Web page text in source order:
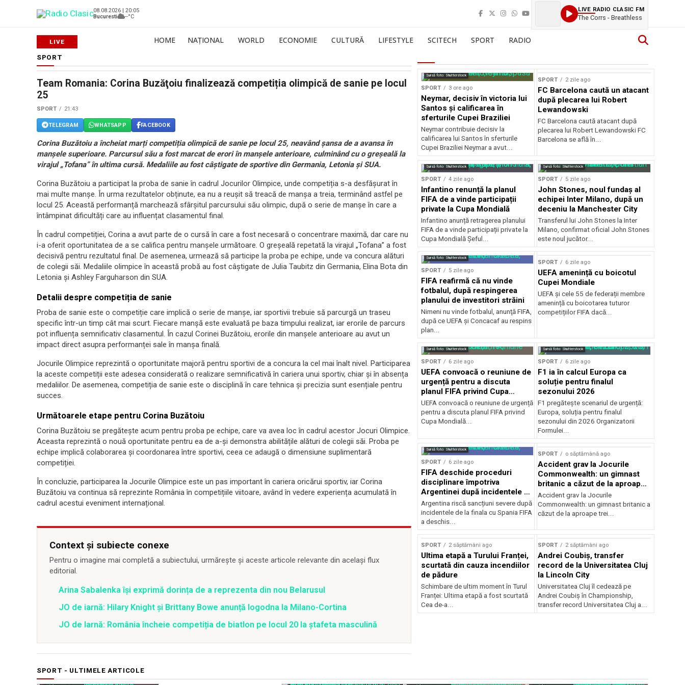
08.08.2026 | 20:05
Bucuresti
--°C
LIVE RADIO CLASIC FM
The Corrs - Breathless
HOME NAȚIONAL WORLD ECONOMIE CULTURĂ LIFESTYLE SCITECH SPORT RADIO
SPORT
Team Romania: Corina Buzăţoiu finalizează competiția olimpică de sanie pe locul
25
SPORT 21:43
TELEGRAM WHATSAPP FACEBOOK
Corina Buzătoiu a încheiat marți competiția olimpică de sanie pe locul 25, neavând șansa de a avansa în
manșele superioare. Parcursul său a fost marcat de erori în manșele anterioare, culminând cu o greșeală la
virajul „Tofana” în ultima cursă. Medaliile au fost câștigate de sportive din Germania, Letonia și SUA.
Corina Buzătoiu a participat la proba de sanie în cadrul Jocurilor Olimpice, unde competiția s-a desfășurat în
mai multe manșe. În urma rezultatelor obținute, ea nu a reușit să treacă de manșa a treia, terminând astfel pe
locul 25. Această performanță marchează sfârșitul parcursului său olimpic, după o serie de manșe în care a
întâmpinat dificultăți care au influențat clasamentul final.
În cadrul competiției, Corina a avut parte de o cursă în care a fost necesară o concentrare maximă, dar care nu
i-a oferit oportunitatea de a se califica pentru manșele următoare. O greșeală repetată la virajul „Tofana” a fost
decisivă pentru rezultatul final. De asemenea, urmează să participe la proba pe echipe, unde va concura alături
de colegii săi. Medaliile olimpice în această probă au fost câștigate de Julia Taubitz din Germania, Elina Bota din
Letonia și Ashley Farguharson din SUA.
Detalii despre competiția de sanie
Proba de sanie este o competiție care implică o serie de manșe, iar sportivii trebuie să parcurgă un traseu
specific într-un timp cât mai scurt. Fiecare manșă este evaluată pe baza timpului realizat, iar erorile de parcurs
pot influența semnificativ clasamentul. În cazul Corinei Buzătoiu, erorile din manșele anterioare au avut un
impact direct asupra performanței sale în manșa finală.
Jocurile Olimpice reprezintă o oportunitate majoră pentru sportivi de a concura la cel mai înalt nivel. Participarea
la aceste competiții este adesea considerată o realizare semnificativă în cariera unui sportiv, chiar și în absența
medaliilor. De asemenea, competiția de sanie este o disciplină în care tehnica și precizia sunt esențiale pentru
succes.
Următoarele etape pentru Corina Buzătoiu
Corina Buzătoiu se pregătește acum pentru proba pe echipe, care va avea loc în cadrul acestor Jocuri Olimpice.
Aceasta reprezintă o nouă oportunitate pentru ea de a-și demonstra abilitățile alături de colegii săi. Proba pe
echipe implică colaborarea și coordonarea între sportivi, ceea ce adaugă o dimensiune suplimentară
competiției.
În concluzie, participarea la Jocurile Olimpice este un pas important în cariera oricărui sportiv, iar Corina
Buzătoiu va continua să reprezinte România în competițiile viitoare, având în vedere experiența acumulată în
cadrul acestui eveniment internațional.
Context și subiecte conexe
Pentru o imagine mai completă a subiectului, urmărește și aceste articole relevante din același flux
editorial.
Arina Sabalenka își exprimă dorința de a reprezenta din nou Belarusul
JO de iarnă: Hilary Knight și Brittany Bowe anunță logodna la Milano-Cortina
JO de Iarnă: România încheie competiția de biatlon pe locul 20 la ștafeta masculină
Sursă foto: Shutterstock
SPORT 3 ore ago
Neymar, decisiv în victoria lui
Santos și calificarea în
sferturile Cupei Braziliei
Neymar contribuie decisiv la
calificarea lui Santos în sferturile
Cupei Braziliei Neymar a avut...
SPORT 2 zile ago
FC Barcelona caută un atacant
după plecarea lui Robert
Lewandowski
FC Barcelona caută atacant după
plecarea lui Robert Lewandowski FC
Barcelona se află în...
Sursă foto: Shutterstock
SPORT 4 zile ago
Infantino renunță la planul
FIFA de a vinde participații
private la Cupa Mondială
Infantino anunță retragerea planului
FIFA de a vinde participații private la
Cupa Mondială Șeful...
Sursă foto: Shutterstock
SPORT 5 zile ago
John Stones, noul fundaș al
echipei Inter Milano, după un
deceniu la Manchester City
Transferul lui John Stones la Inter
Milano, confirmat oficial John Stones
este noul jucător...
Sursă foto: Shutterstock
SPORT 5 zile ago
FIFA reafirmă că nu vinde
fotbalul, după respingerea
planului de investitori străini
Nimeni nu vinde fotbalul, anunţă FIFA,
după ce UEFA şi Concacaf au respins
plan...
SPORT 6 zile ago
UEFA amenință cu boicotul
Cupei Mondiale
UEFA și cele 55 de federații membre
amenință cu boicotarea tuturor
competițiilor FIFA dacă...
Sursă foto: Shutterstock
SPORT 6 zile ago
UEFA convoacă o reuniune de
urgență pentru a discuta
planul FIFA privind Cupa
Mondială
UEFA convoacă o reuniune de urgență
pentru a discuta planul FIFA privind
Cupa Mondială...
Sursă foto: Shutterstock
SPORT 6 zile ago
F1 ia în calcul Europa ca
soluție pentru finalul
sezonului 2026
F1 pregătește scenariul de urgență:
Europa, soluția pentru finalul
sezonului din 2026 Organizatorii
Formulei...
Sursă foto: Shutterstock
SPORT 6 zile ago
FIFA deschide proceduri
disciplinare împotriva
Argentinei după incidentele de
la finala cu Spania
Argentina riscă sancțiuni severe după
incidentele de la finala cu Spania FIFA
a deschis...
SPORT o săptămână ago
Accident grav la Jocurile
Commonwealth: un gimnast
britanic a căzut de la aproape
trei metri
Accident grav la Jocurile
Commonwealth: un gimnast britanic a
căzut de la aproape trei...
SPORT 2 săptămâni ago
Ultima etapă a Turului Franței,
scurtată din cauza incendiilor
de pădure
Schimbare de ultim moment în Turul
Franței: Ultima etapă a fost scurtată
Cea de-a...
SPORT 2 săptămâni ago
Andrei Coubiș, transfer
record de la Universitatea Cluj
la Lincoln City
Universitatea Cluj îl cedează pe
Andrei Coubiș în Championship,
transfer record Universitatea Cluj a...
SPORT - ULTIMELE ARTICOLE